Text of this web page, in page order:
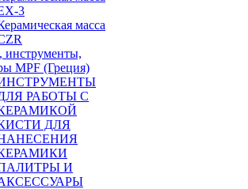
3
масса
инструменты,
MPF (Греция)
РАБОТЫ С
ДЛЯ
И